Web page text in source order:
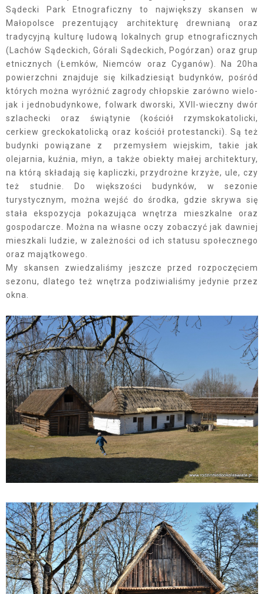
Sądecki Park Etnograficzny to największy skansen w
Małopolsce prezentujący architekturę drewnianą oraz
tradycyjną kulturę ludową lokalnych grup etnograficznych
(Lachów Sądeckich, Górali Sądeckich, Pogórzan) oraz grup
etnicznych (Łemków, Niemców oraz Cyganów). Na 20ha
powierzchni znajduje się kilkadziesiąt budynków, pośród
których można wyróżnić zagrody chłopskie zarówno wielo-
jak i jednobudynkowe, folwark dworski, XVII-wieczny dwór
szlachecki oraz świątynie (kościół rzymskokatolicki,
cerkiew greckokatolicką oraz kościół protestancki). Są też
budynki powiązane z przemysłem wiejskim, takie jak
olejarnia, kuźnia, młyn, a także obiekty małej architektury,
na którą składają się kapliczki, przydrożne krzyże, ule, czy
też studnie. Do większości budynków, w sezonie
turystycznym, można wejść do środka, gdzie skrywa się
stała ekspozycja pokazująca wnętrza mieszkalne oraz
gospodarcze. Można na własne oczy zobaczyć jak dawniej
mieszkali ludzie, w zależności od ich statusu społecznego
oraz majątkowego.
My skansen zwiedzaliśmy jeszcze przed rozpoczęciem
sezonu, dlatego też wnętrza podziwialiśmy jedynie przez
okna.